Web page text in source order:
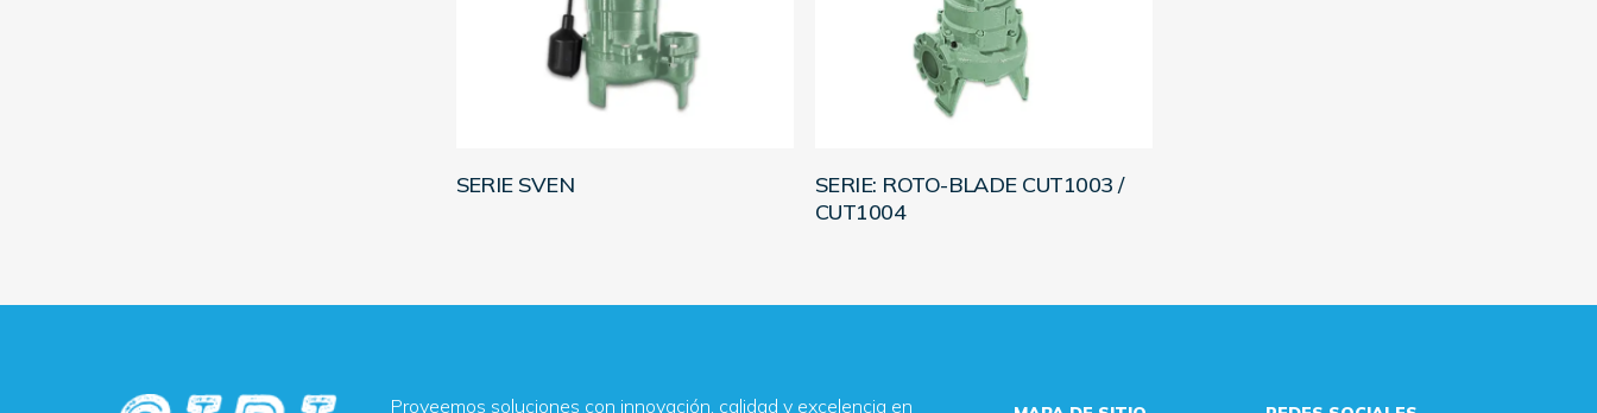
SERIE SVEN
SERIE: ROTO-BLADE CUT1003 /
CUT1004
Proveemos soluciones con innovación, calidad y excelencia en